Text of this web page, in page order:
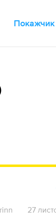
Покажчик
27